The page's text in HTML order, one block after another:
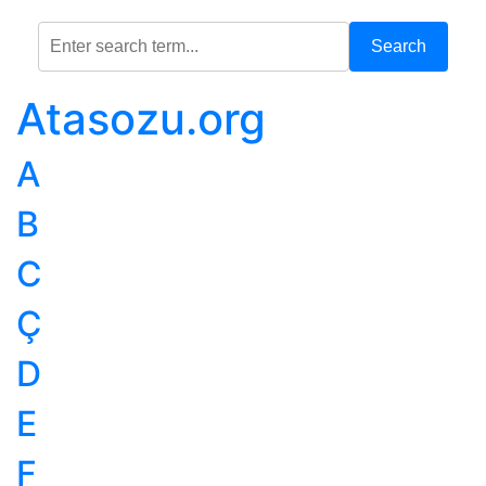
Search
Atasozu.org
A
B
C
Ç
D
E
F